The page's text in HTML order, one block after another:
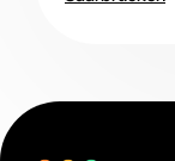
Vor